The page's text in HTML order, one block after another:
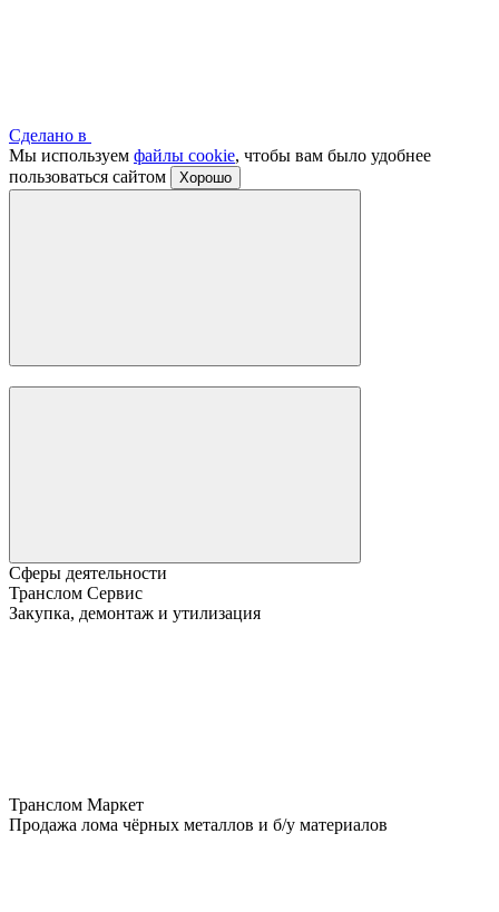
Сделано в
Мы используем файлы cookie, чтобы вам было удобнее
пользоваться сайтом
Хорошо
Сферы деятельности
Транслом Сервис
Закупка, демонтаж и утилизация
Транслом Маркет
Продажа лома чёрных металлов и б/у материалов